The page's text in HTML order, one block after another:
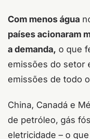
Com menos água
países acionaram
a demanda, o que
emissões do setor
emissões de todo
China, Canadá e
de petróleo, gás
eletricidade – o